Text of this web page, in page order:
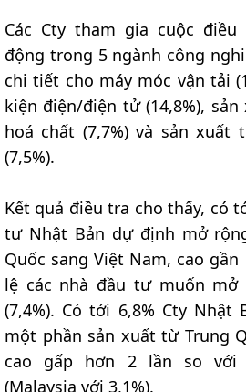
Các Cty tham gia cuộc điều
động trong 5 ngành công
chi tiết cho máy móc vận tải
kiện điện/điện tử (14,8%), sản
hoá chất (7,7%) và sản
(7,5%).
Kết quả điều tra cho thấy, có
tư Nhật Bản dự định mở
Quốc sang Việt Nam, cao
lệ các nhà đầu tư muốn mở
(7,4%). Có tới 6,8% Cty Nhật
một phần sản xuất từ Trung
cao gấp hơn 2 lần so
(Malaysia với 3,1%).